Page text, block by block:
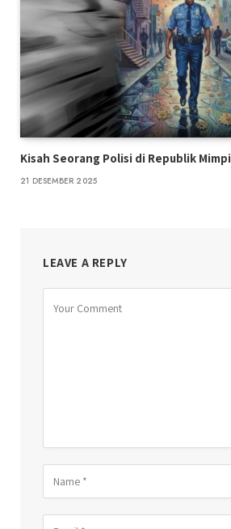
Kisah Seorang Polisi di Republik Mimpi
21 DESEMBER 2025
LEAVE A REPLY